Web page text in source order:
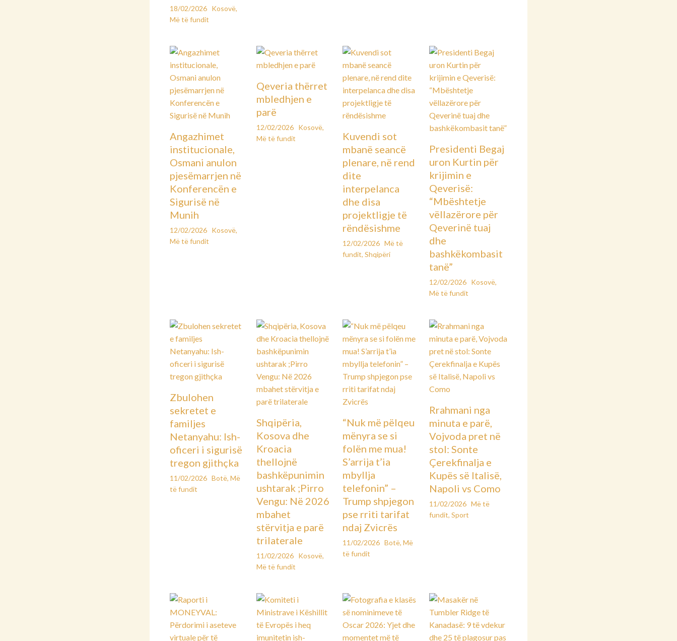
18/02/2026 Kosovë,
Më të fundit
Angazhimet
institucionale,
Osmani anulon
pjesëmarrjen në
Konferencën e
Sigurisë në
Munih
12/02/2026 Kosovë,
Më të fundit
Qeveria thërret
mbledhjen e
parë
12/02/2026 Kosovë,
Më të fundit
Kuvendi sot
mbanë seancë
plenare, në rend
dite
interpelanca
dhe disa
projektligje të
rëndësishme
12/02/2026 Më të
fundit,Shqipëri
Presidenti Begaj
uron Kurtin për
krijimin e
Qeverisë:
“Mbështetje
vëllazërore për
Qeverinë tuaj
dhe
bashkëkombasit
tanë”
12/02/2026 Kosovë,
Më të fundit
Zbulohen
sekretet e
familjes
Netanyahu: Ish-
oficeri i sigurisë
tregon gjithçka
11/02/2026 Botë, Më
të fundit
Shqipëria,
Kosova dhe
Kroacia
thellojnë
bashkëpunimin
ushtarak ;Pirro
Vengu: Në 2026
mbahet
stërvitja e parë
trilaterale
11/02/2026 Kosovë,
Më të fundit
“Nuk më pëlqeu
mënyra se si
folën me mua!
S’arrija t’ia
mbyllja
telefonin” –
Trump shpjegon
pse rriti tarifat
ndaj Zvicrës
11/02/2026 Botë,Më
të fundit
Rrahmani nga
minuta e parë,
Vojvoda pret në
stol: Sonte
Çerekfinalja e
Kupës së Italisë,
Napoli vs Como
11/02/2026 Më të
fundit, Sport